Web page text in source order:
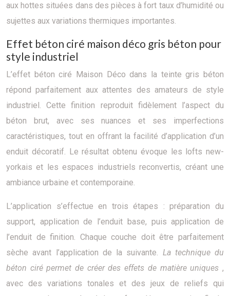
aux hottes situées dans des pièces à fort taux d’humidité ou
sujettes aux variations thermiques importantes.
Effet béton ciré maison déco gris béton pour
style industriel
L’effet béton ciré Maison Déco dans la teinte gris béton
répond parfaitement aux attentes des amateurs de style
industriel. Cette finition reproduit fidèlement l’aspect du
béton brut, avec ses nuances et ses imperfections
caractéristiques, tout en offrant la facilité d’application d’un
enduit décoratif. Le résultat obtenu évoque les lofts new-
yorkais et les espaces industriels reconvertis, créant une
ambiance urbaine et contemporaine.
L’application s’effectue en trois étapes : préparation du
support, application de l’enduit base, puis application de
l’enduit de finition. Chaque couche doit être parfaitement
sèche avant l’application de la suivante. La technique du
béton ciré permet de créer des effets de matière uniques ,
avec des variations tonales et des jeux de reliefs qui